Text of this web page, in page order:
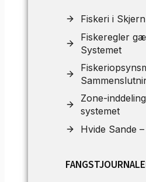
Fiskeri i
Fiskeregler
Systemet
Zone-
systemet
Hvide Sande